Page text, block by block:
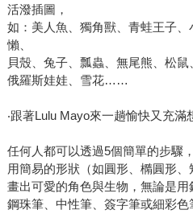
活潑插圖，
如：美人魚、獨角獸、青蛙王子
懶、
貝殼、兔子、瓢蟲、無尾熊、松鼠
俄羅斯娃娃、雪花……
‧跟著Lulu Mayo來一趟愉快又充滿
任何人都可以透過5個簡單的步驟，
用簡易的形狀（如圓形、橢圓形、
畫出可愛的角色與生物，無論是用
鋼珠筆、中性筆、簽字筆或細彩